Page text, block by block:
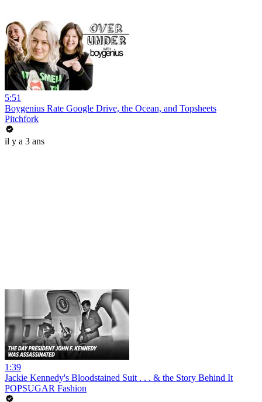
5:51
Boygenius Rate Google Drive, the Ocean, and Topsheets
Pitchfork
il y a 3 ans
1:39
Jackie Kennedy's Bloodstained Suit . . . & the Story Behind It
POPSUGAR Fashion